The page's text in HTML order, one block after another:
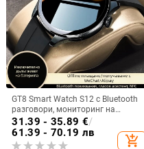
GT8 Smart Watch S12 с Bluetooth
разговори, мониторинг на
сърдечния ритъм, водоустойчив,
TFT дисплей, магнитно
зареждане
31.39 - 35.89 €/
61.39 - 70.19 лв
add_shopping_cart